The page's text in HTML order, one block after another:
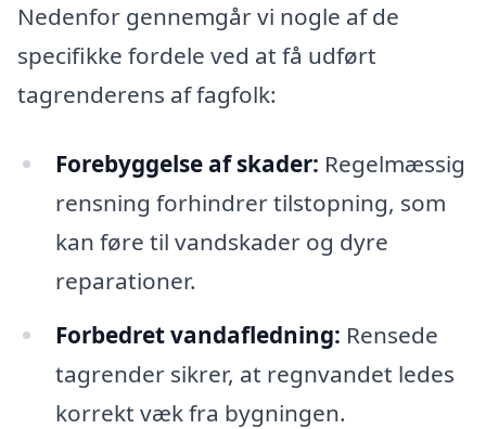
Nedenfor gennemgår vi nogle af de
specifikke fordele ved at få udført
tagrenderens af fagfolk:
Forebyggelse af skader: Regelmæssig
rensning forhindrer tilstopning, som
kan føre til vandskader og dyre
reparationer.
Forbedret vandafledning: Rensede
tagrender sikrer, at regnvandet ledes
korrekt væk fra bygningen.